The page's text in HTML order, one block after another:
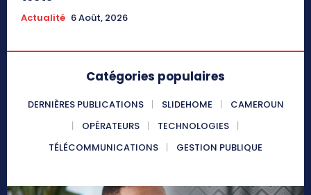
Actualité 6 Août, 2026
Catégories populaires
DERNIÈRES PUBLICATIONS SLIDEHOME
CAMEROUN
OPÉRATEURS
TECHNOLOGIES
TÉLÉCOMMUNICATIONS
GESTION PUBLIQUE